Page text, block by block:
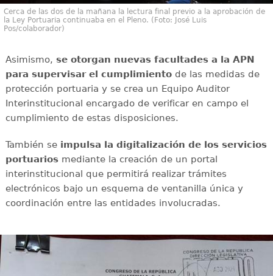
Cerca de las dos de la mañana la lectura final previo a la aprobación de
la Ley Portuaria continuaba en el Pleno. (Foto: José Luis
Pos/colaborador)
Asimismo, se otorgan nuevas facultades a la APN
para supervisar el cumplimientode las medidas de
protección portuaria y se crea un Equipo Auditor
Interinstitucional encargado de verificar en campo el
cumplimiento de estas disposiciones.
También se impulsa la digitalización de los servicios
portuariosmediante la creación de un portal
interinstitucional que permitirá realizar trámites
electrónicos bajo un esquema de ventanilla única y
coordinación entre las entidades involucradas.